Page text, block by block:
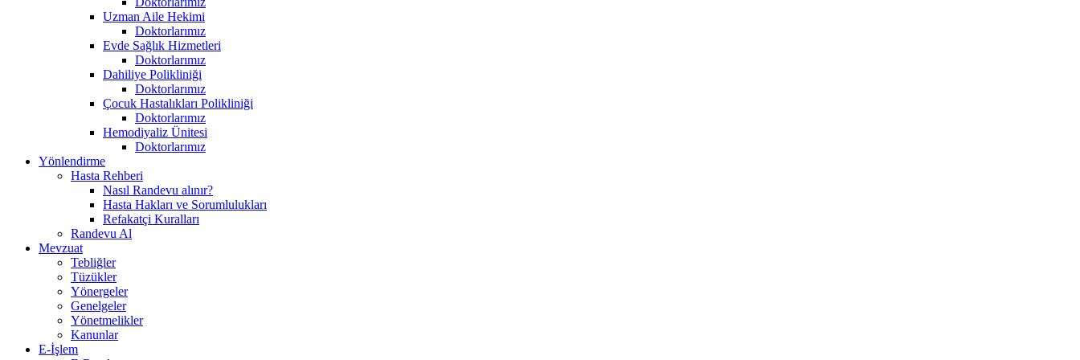
Uzman Aile Hekimi
Doktorlarımız
Evde Sağlık Hizmetleri
Doktorlarımız
Dahiliye Polikliniği
Doktorlarımız
Çocuk Hastalıkları Polikliniği
Doktorlarımız
Hemodiyaliz Ünitesi
Doktorlarımız
Yönlendirme
Hasta Rehberi
Nasıl Randevu alınır?
Hasta Hakları ve Sorumlulukları
Refakatçi Kuralları
Randevu Al
Mevzuat
Tebliğler
Tüzükler
Yönergeler
Genelgeler
Yönetmelikler
Kanunlar
E-İşlem